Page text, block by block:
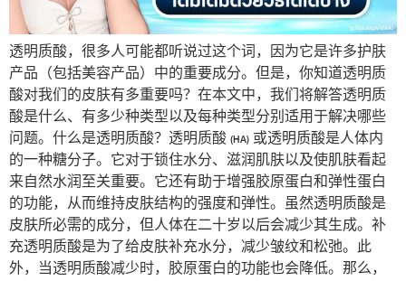
透明质酸，很多人可能都听说过这个词，因为它是许多护肤
产品（包括美容产品）中的重要成分。但是，你知道透明质
酸对我们的皮肤有多重要吗？在本文中，我们将解答透明质
酸是什么、有多少种类型以及每种类型分别适用于解决哪些
问题。什么是透明质酸？透明质酸 (HA) 或透明质酸是人体内
的一种糖分子。它对于锁住水分、滋润肌肤以及使肌肤看起
来自然水润至关重要。它还有助于增强胶原蛋白和弹性蛋白
的功能，从而维持皮肤结构的强度和弹性。虽然透明质酸是
皮肤所必需的成分，但人体在二十岁以后会减少其生成。补
充透明质酸是为了给皮肤补充水分，减少皱纹和松弛。此
外，当透明质酸减少时，胶原蛋白的功能也会降低。那么，